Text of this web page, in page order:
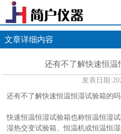
文章详细内容
还有不了解快速恒温
发表日期:
还有不了解快速恒温恒湿试验箱的吗
快速恒温恒湿试验箱也称恒温恒湿
湿热交变试验箱、恒温机或恒温恒